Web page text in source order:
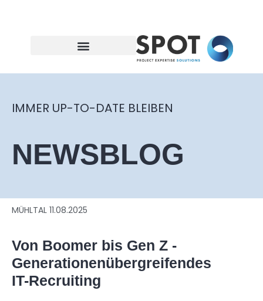
IMMER UP-TO-DATE BLEIBEN
NEWSBLOG
MÜHLTAL 11.08.2025
Von Boomer bis Gen Z -
Generationenübergreifendes
IT-Recruiting